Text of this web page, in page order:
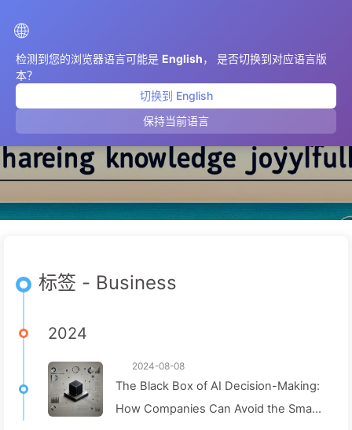
🌐
检测到您的浏览器语言可能是 English， 是否切换到对应语言版
本？
切换到 English
保持当前语言
Business
标签 - Business
2024
2024-08-08
The Black Box of AI Decision-Making:
How Companies Can Avoid the Smart